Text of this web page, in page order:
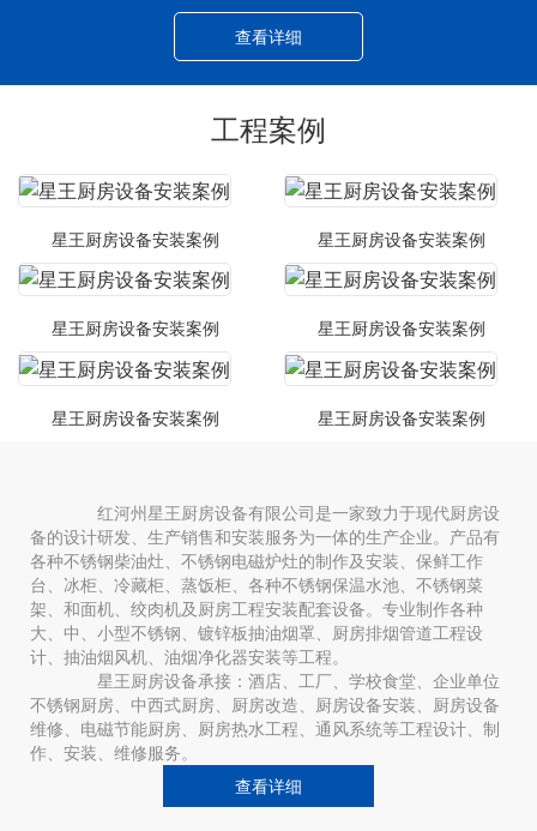
查看详细
工程案例
星王厨房设备安装案例 星王厨房设备安装案例
星王厨房设备安装案例 星王厨房设备安装案例
星王厨房设备安装案例 星王厨房设备安装案例
红河州星王厨房设备有限公司是一家致力于现代厨房设
备的设计研发、生产销售和安装服务为一体的生产企业。产品有
各种不锈钢柴油灶、不锈钢电磁炉灶的制作及安装、保鲜工作
台、冰柜、冷藏柜、蒸饭柜、各种不锈钢保温水池、不锈钢菜
架、和面机、绞肉机及厨房工程安装配套设备。专业制作各种
大、中、小型不锈钢、镀锌板抽油烟罩、厨房排烟管道工程设
计、抽油烟风机、油烟净化器安装等工程。
星王厨房设备承接：酒店、工厂、学校食堂、企业单位
不锈钢厨房、中西式厨房、厨房改造、厨房设备安装、厨房设备
维修、电磁节能厨房、厨房热水工程、通风系统等工程设计、制
作、安装、维修服务。
查看详细